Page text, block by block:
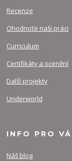
Recenze
Ohodnoťe naši práci
Curriculum
Certifikáty a ocenění
Další projekty
Underworld
INFO PRO
Náš blog